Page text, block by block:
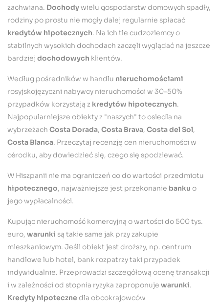
zachwiana. Dochodywielu gospodarstw domowych spadły,
rodziny po prostu nie mogły dalej regularnie spłacać
kredytów hipotecznych. Na ich tle cudzoziemcy o
stabilnych wysokich dochodach zaczęli wyglądać na jeszcze
bardziej dochodowych klientów.
Według pośredników w handlu nieruchomościami
rosyjskojęzyczni nabywcy nieruchomości w 30-50%
przypadków korzystają z kredytów hipotecznych.
Najpopularniejsze obiekty z "naszych" to osiedla na
wybrzeżach Costa Dorada, Costa Brava, Costa del Sol,
Costa Blanca. Przeczytaj recenzję cen nieruchomości w
ośrodku, aby dowiedzieć się, czego się spodziewać.
W Hiszpanii nie ma ograniczeń co do wartości przedmiotu
hipotecznego, najważniejsze jest przekonanie banku o
jego wypłacalności.
Kupując nieruchomość komercyjną o wartości do 500 tys.
euro, warunki są takie same jak przy zakupie
mieszkaniowym. Jeśli obiekt jest droższy, np. centrum
handlowe lub hotel, bank rozpatrzy taki przypadek
indywidualnie. Przeprowadzi szczegółową ocenę transakcji
i w zależności od stopnia ryzyka zaproponuje warunki.
Kredyty hipoteczne dla obcokrajowców